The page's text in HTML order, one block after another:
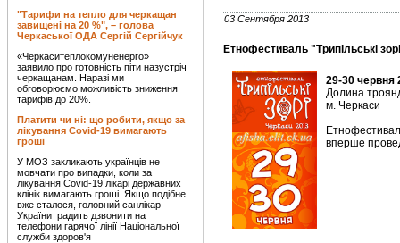
"Тарифи на тепло для черкащан
завищені на 20 %", – голова
Черкаської ОДА Сергій Сергійчук
«Черкаситеплокомуненерго»
заявило про готовність піти назустріч
черкащанам. Наразі ми
обговорюємо можливість зниження
тарифів до 20%.
Платити чи ні: що робити, якщо за
лікування Covid-19 вимагають
гроші
У МОЗ закликають українців не
мовчати про випадки, коли за
лікування Covid-19 лікарі державних
клінік вимагають гроші. Якщо подібне
вже сталося, головний санлікар
України радить дзвонити на
телефони гарячої лінії Національної
служби здоров'я
03 Сентября 2013
Етнофестиваль "Трипільські
29-30 червня
Долина
м. Черкаси
вперше